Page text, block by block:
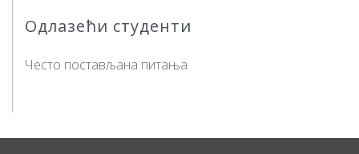
Одлазећи студенти
Често постављана питања